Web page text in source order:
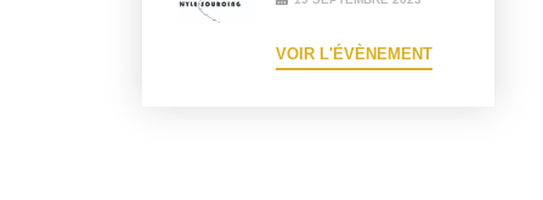
VOIR L'ÉVÈNEMENT